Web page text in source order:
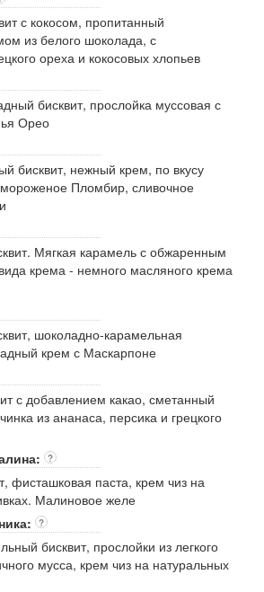
с кокосом, пропитанный
из белого шоколада, с
ореха и кокосовых хлопьев
бисквит, прослойка муссовая с
Орео
бисквит, нежный крем, по вкусу
Пломбир, сливочное
Мягкая карамель с обжаренным
крема - немного масляного крема
шоколадно-карамельная
крем с Маскарпоне
с добавлением какао, сметанный
из ананаса, персика и грецкого
?
фисташковая паста, крем чиз на
Малиновое желе
?
бисквит, прослойки из легкого
мусса, крем чиз на натуральных